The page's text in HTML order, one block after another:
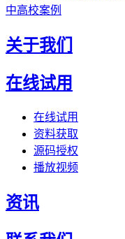
中高校案例
关于我们
在线试用
在线试用
资料获取
源码授权
播放视频
资讯